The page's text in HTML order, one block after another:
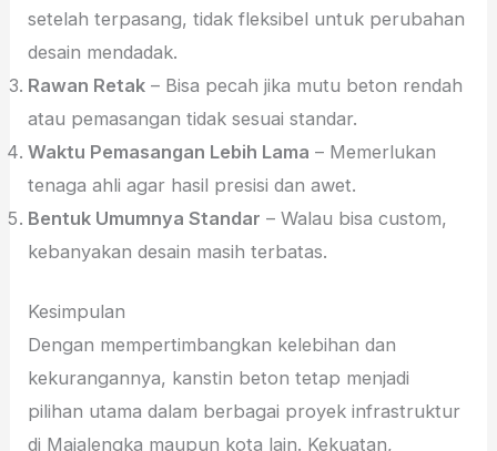
setelah terpasang, tidak fleksibel untuk perubahan
desain mendadak.
Rawan Retak – Bisa pecah jika mutu beton rendah
atau pemasangan tidak sesuai standar.
Waktu Pemasangan Lebih Lama – Memerlukan
tenaga ahli agar hasil presisi dan awet.
Bentuk Umumnya Standar – Walau bisa custom,
kebanyakan desain masih terbatas.
Kesimpulan
Dengan mempertimbangkan kelebihan dan
kekurangannya, kanstin beton tetap menjadi
pilihan utama dalam berbagai proyek infrastruktur
di Majalengka maupun kota lain. Kekuatan,